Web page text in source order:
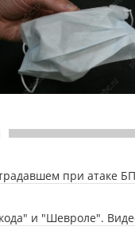
при атаке
и "Шевроле".